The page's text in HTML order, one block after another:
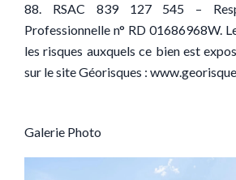
88. RSAC 839 127 545 –
Professionnelle n° RD 01686968W.
les risques auxquels ce bien est
sur le site Géorisques :
Galerie Photo